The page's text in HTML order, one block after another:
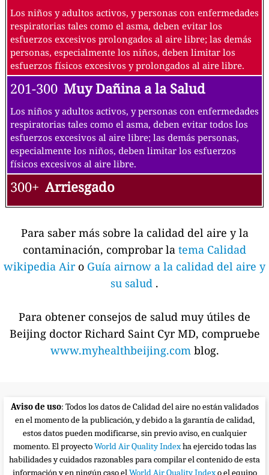
Los niños y adultos activos, y personas con enfermedades
respiratorias tales como el asma, deben evitar los
esfuerzos excesivos prolongados al aire libre; las demás
personas, especialmente los niños, deben limitar los
esfuerzos físicos excesivos y prolongados al aire libre.
201-300 Muy Dañina a la Salud
Los niños y adultos activos, y personas con enfermedades
respiratorias tales como el asma, deben evitar todos los
esfuerzos excesivos al aire libre; las demás personas,
especialmente los niños, deben limitar los esfuerzos
físicos excesivos al aire libre.
300+ Arriesgado
Para saber más sobre la calidad del aire y la
contaminación, comprobar la tema Calidad
wikipedia Air o Guía airnow a la calidad del aire y
su salud .
Para obtener consejos de salud muy útiles de
Beijing doctor Richard Saint Cyr MD, compruebe
www.myhealthbeijing.com blog.
Aviso de uso: Todos los datos de Calidad del aire no están validados
en el momento de la publicación, y debido a la garantía de calidad,
estos datos pueden modificarse, sin previo aviso, en cualquier
momento. El proyectoWorld Air Quality Indexha ejercido todas las
habilidades y cuidados razonables para compilar el contenido de esta
información y en ningún caso elWorld Air Quality Indexo el equipo